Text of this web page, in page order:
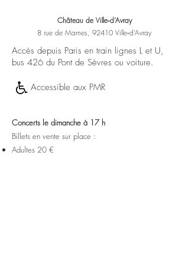
Château de Ville‑d’Avray
8 rue de Marnes, 92410 Ville‑d’Avray
Accès depuis Paris en train lignes L et U,
bus 426 du Pont de Sèvres ou voiture.
Accessible aux PMR
Concerts le dimanche à 17 h
Billets en vente sur place :
Adultes 20 €